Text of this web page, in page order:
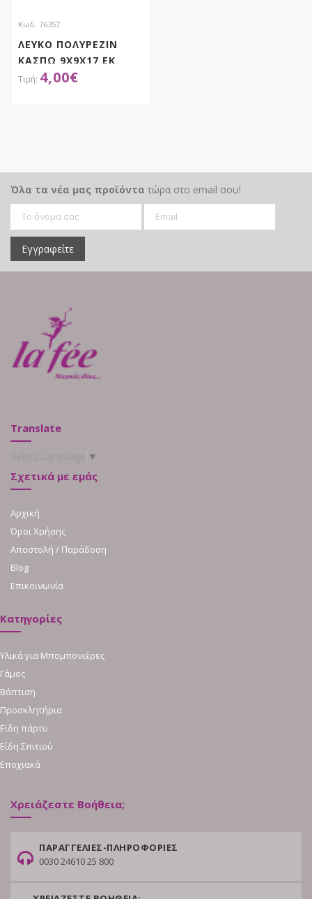
Κωδ. 76357
ΛΕΥΚΟ ΠΟΛΥΡΕΖΙΝ
ΚΑΣΠΩ 9Χ9Χ17 ΕΚ
ΓΥΝΑΙΚΕΙΑ
4,00€
Όλα τα νέα μας προϊόντα τώρα στο email σου!
Εγγραφείτε
Translate
▼
Σχετικά με εμάς
Αρχική
Όροι Χρήσης
Αποστολή / Παράδοση
Blog
Επικοινωνία
Κατηγορίες
Υλικά για Μπομπονιέρες
Γάμος
Βάπτιση
Προσκλητήρια
Είδη πάρτυ
Είδη Σπιτιού
Εποχιακά
Χρειάζεστε Βοήθεια;
ΠΑΡΑΓΓΕΛΙΕΣ-ΠΛΗΡΟΦΟΡΙΕΣ
0030 24610 25 800